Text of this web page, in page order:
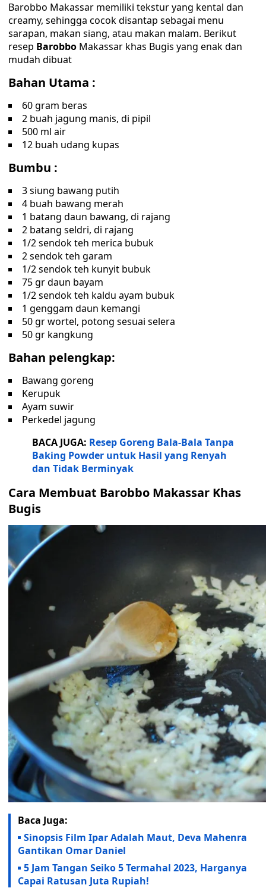
Barobbo Makassar memiliki tekstur yang kental dan
creamy, sehingga cocok disantap sebagai menu
sarapan, makan siang, atau makan malam. Berikut
resep Barobbo Makassar khas Bugis yang enak dan
mudah dibuat
Bahan Utama :
60 gram beras
2 buah jagung manis, di pipil
500 ml air
12 buah udang kupas
Bumbu :
3 siung bawang putih
4 buah bawang merah
1 batang daun bawang, di rajang
2 batang seldri, di rajang
1/2 sendok teh merica bubuk
2 sendok teh garam
1/2 sendok teh kunyit bubuk
75 gr daun bayam
1/2 sendok teh kaldu ayam bubuk
1 genggam daun kemangi
50 gr wortel, potong sesuai selera
50 gr kangkung
Bahan pelengkap:
Bawang goreng
Kerupuk
Ayam suwir
Perkedel jagung
BACA JUGA: Resep Goreng Bala-Bala Tanpa
Baking Powder untuk Hasil yang Renyah
dan Tidak Berminyak
Cara Membuat Barobbo Makassar Khas
Bugis
Baca Juga:
Sinopsis Film Ipar Adalah Maut, Deva Mahenra
Gantikan Omar Daniel
5 Jam Tangan Seiko 5 Termahal 2023, Harganya
Capai Ratusan Juta Rupiah!